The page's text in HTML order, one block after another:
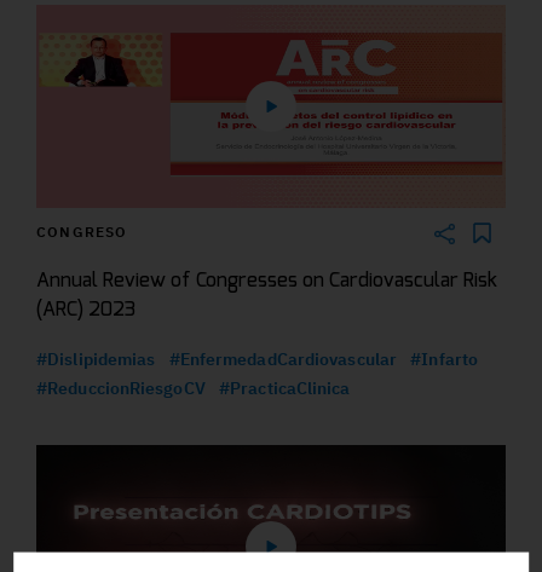
CONGRESO
Annual Review of Congresses on Cardiovascular Risk
(ARC) 2023
#Dislipidemias #EnfermedadCardiovascular
#Infarto
#ReduccionRiesgoCV
#PracticaClinica